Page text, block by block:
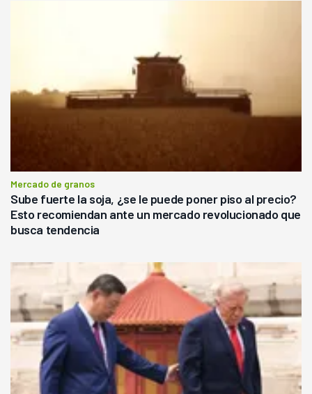
Mercado de granos
Sube fuerte la soja, ¿se le puede poner piso al precio?
Esto recomiendan ante un mercado revolucionado que
busca tendencia